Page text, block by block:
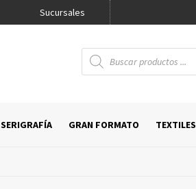
Sucursales
Búsqueda
de
productos
SERIGRAFÍA GRAN FORMATO TEXTILES